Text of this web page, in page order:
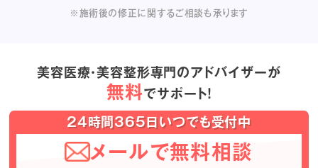
※施術後の修正に関するご相談も承ります
美容医療・美容整形専門のアドバイザーが
無料でサポート！
24時間365日いつでも受付中
メールで無料相談